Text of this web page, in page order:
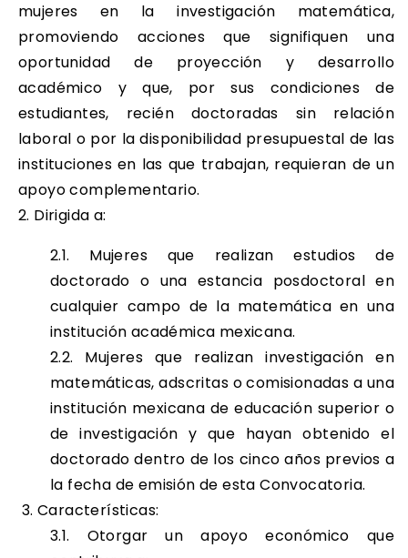
mujeres en la investigación matemática,
promoviendo acciones que signifiquen una
oportunidad de proyección y desarrollo
académico y que, por sus condiciones de
estudiantes, recién doctoradas sin relación
laboral o por la disponibilidad presupuestal de las
instituciones en las que trabajan, requieran de un
apoyo complementario.
2. Dirigida a:
2.1. Mujeres que realizan estudios de
doctorado o una estancia posdoctoral en
cualquier campo de la matemática en una
institución académica mexicana.
2.2. Mujeres que realizan investigación en
matemáticas, adscritas o comisionadas a una
institución mexicana de educación superior o
de investigación y que hayan obtenido el
doctorado dentro de los cinco años previos a
la fecha de emisión de esta Convocatoria.
3. Características:
3.1. Otorgar un apoyo económico que